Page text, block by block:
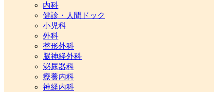
内科
健診・人間ドック
小児科
外科
整形外科
脳神経外科
泌尿器科
療養内科
神経内科